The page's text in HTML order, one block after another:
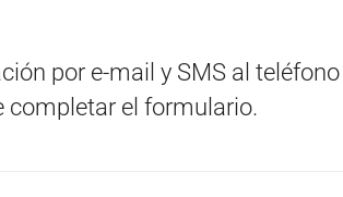
por e-mail y SMS al teléfono
completar el formulario.